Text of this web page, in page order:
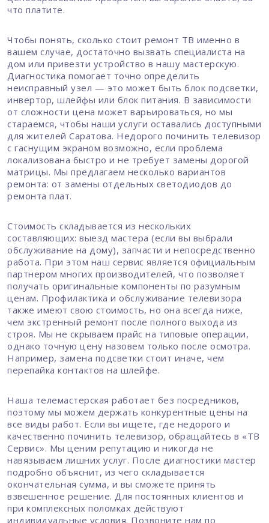
что платите.
Чтобы понять, сколько стоит ремонт ТВ именно в
вашем случае, достаточно вызвать специалиста на
дом или привезти устройство в нашу мастерскую.
Диагностика помогает точно определить
неисправный узел — это может быть блок подсветки,
инвертор, шлейфы или блок питания. В зависимости
от сложности цена может варьироваться, но мы
стараемся, чтобы наши услуги оставались доступными
для жителей Саратова. Недорого починить телевизор
с гаснущим экраном возможно, если проблема
локализована быстро и не требует замены дорогой
матрицы. Мы предлагаем несколько вариантов
ремонта: от замены отдельных светодиодов до
ремонта плат.
Стоимость складывается из нескольких
составляющих: выезд мастера (если вы выбрали
обслуживание на дому), запчасти и непосредственно
работа. При этом наш сервис является официальным
партнером многих производителей, что позволяет
получать оригинальные компоненты по разумным
ценам. Профилактика и обслуживание телевизора
также имеют свою стоимость, но она всегда ниже,
чем экстренный ремонт после полного выхода из
строя. Мы не скрываем прайс на типовые операции,
однако точную цену назовем только после осмотра.
Например, замена подсветки стоит иначе, чем
перепайка контактов на шлейфе.
Наша телемастерская работает без посредников,
поэтому мы можем держать конкурентные цены на
все виды работ. Если вы ищете, где недорого и
качественно починить телевизор, обращайтесь в «ТВ
Сервис». Мы ценим репутацию и никогда не
навязываем лишних услуг. После диагностики мастер
подробно объяснит, из чего складывается
окончательная сумма, и вы сможете принять
взвешенное решение. Для постоянных клиентов и
при комплексных поломках действуют
индивидуальные условия. Позвоните нам по